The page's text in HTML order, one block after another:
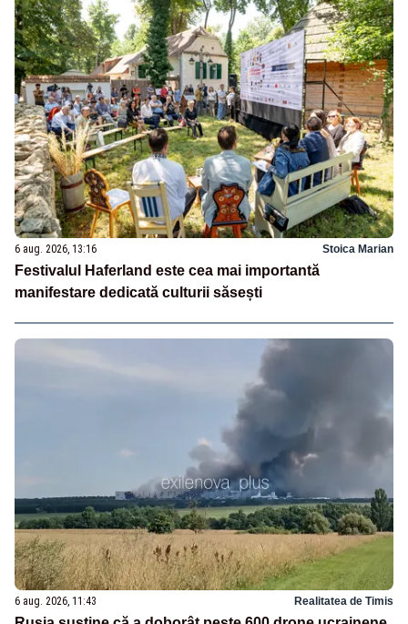
6 aug. 2026, 13:16 Stoica Marian
Festivalul Haferland este cea mai importantă
manifestare dedicată culturii săsești
6 aug. 2026, 11:43 Realitatea de Timis